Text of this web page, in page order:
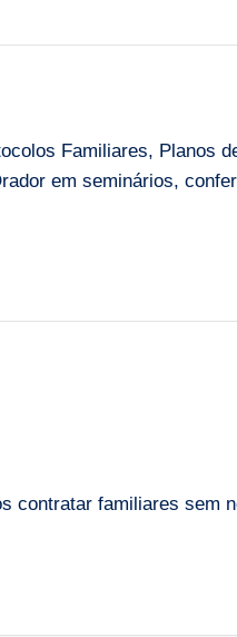
Familiares, Planos
em seminários,
contratar familiares sem